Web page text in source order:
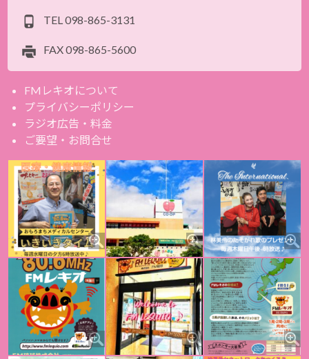
TEL098-865-3131
FAX098-865-5600
FMレキオについて
プライバシーポリシー
ラジオ広告・料金
ご要望・お問合せ